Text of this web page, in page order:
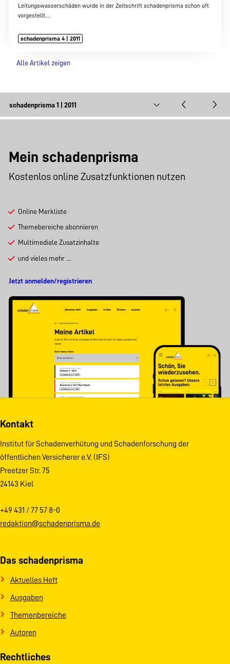
Leitungswasserschäden wurde in der Zeitschrift schadenprisma schon oft
vorgestellt.…
schadenprisma 4 | 2011
Alle Artikel zeigen
Mein schadenprisma
Kostenlos online Zusatzfunktionen nutzen
Online Merkliste
Themebereiche abonnieren
Multimediale Zusatzinhalte
und vieles mehr …
Jetzt anmelden/registrieren
Kontakt
Institut für Schadenverhütung und Schadenforschung der
öffentlichen Versicherer e.V. (IFS)
Preetzer Str. 75
24143 Kiel
+49 431 / 77 57 8-0
redaktion@schadenprisma.de
Das schadenprisma
Aktuelles Heft
Ausgaben
Themenbereiche
Autoren
Rechtliches